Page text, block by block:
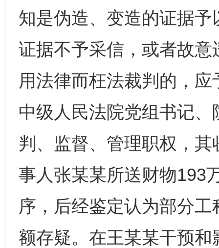
知是伪造、变造的证据
证据不予采信，或者故
用法律而枉法裁判的，
中级人民法院党组书记
判、监督、管理职权，
事人张某某所送财物193
序，后经鉴定认为部分
额存疑。在王某某干预